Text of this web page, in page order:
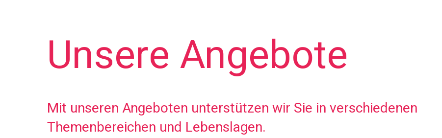
Unsere Angebote
Mit unseren Angeboten unterstützen wir Sie in verschiedenen
Themenbereichen und Lebenslagen.